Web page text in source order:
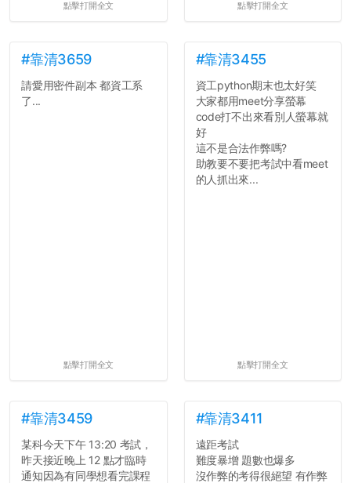
心教授看起來要輕輕放下
長作弊的風氣。
反正老人我明天就要搬離新
竹，之後如何發展與我無
點擊打開全文
果有的話）前就失去興趣。
的聲明一樣正式，但至少在
用字上多加留意。有些語句
用說的可能會引人發笑或多
聽幾句，但寫成文字時只會
讓人感到疲乏。
2. 文章主題不明
在學生會臉書的貼文中
可以看到，全篇文章以連字
點擊打開全文
#靠清3659
請愛用密件副本 都資工系
了...
點擊打開全文
#靠清3455
資工python期末也太好笑
大家都用meet分享螢幕
code打不出來看別人螢幕就
好
這不是合法作弊嗎?
助教要不要把考試中看meet
的人抓出來...
點擊打開全文
#靠清3459
某科今天下午 13:20 考試，
昨天接近晚上 12 點才臨時
通知因為有同學想看完課程
#靠清3411
遠距考試
難度暴增 題數也爆多
沒作弊的考得很絕望 有作弊